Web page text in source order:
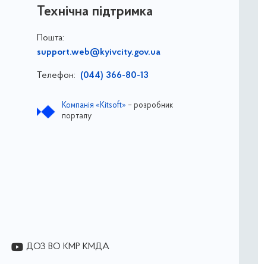
Технічна підтримка
Пошта:
support.web@kyivcity.gov.ua
Телефон: (044) 366-80-13
Компанія «Kitsoft» – розробник
порталу
ДОЗ ВО КМР КМДА